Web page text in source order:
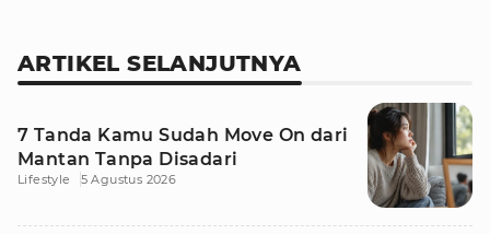
ARTIKEL SELANJUTNYA
7 Tanda Kamu Sudah Move On dari
Mantan Tanpa Disadari
Lifestyle 5 Agustus 2026